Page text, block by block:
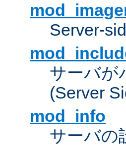
Server-
サーバが
(Server
mod_info
サーバの